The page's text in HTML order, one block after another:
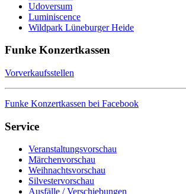
Udoversum
Luminiscence
Wildpark Lüneburger Heide
Funke Konzertkassen
Vorverkaufsstellen
Funke Konzertkassen bei Facebook
Service
Veranstaltungsvorschau
Märchenvorschau
Weihnachtsvorschau
Silvestervorschau
Ausfälle / Verschiebungen